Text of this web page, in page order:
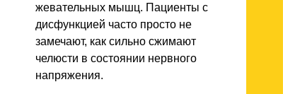
жевательных мышц. Пациенты с
дисфункцией часто просто не
замечают, как сильно сжимают
челюсти в состоянии нервного
напряжения.